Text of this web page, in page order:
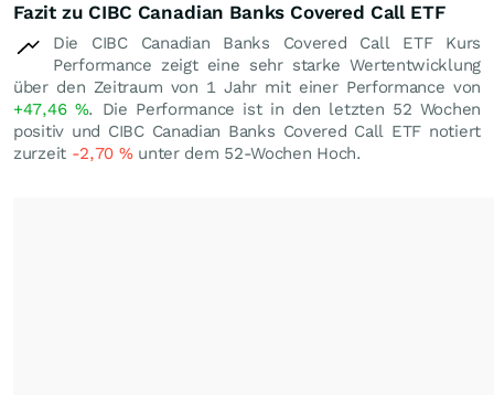
Fazit zu CIBC Canadian Banks Covered Call ETF
Die CIBC Canadian Banks Covered Call ETF Kurs
Performance zeigt eine sehr starke Wertentwicklung
über den Zeitraum von 1 Jahr mit einer Performance von
+47,46 %. Die Performance ist in den letzten 52 Wochen
positiv und CIBC Canadian Banks Covered Call ETF notiert
zurzeit -2,70 %unter dem 52-Wochen Hoch.